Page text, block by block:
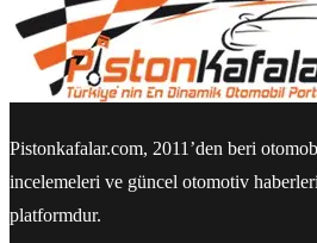
Pistonkafalar.com, 2011’den beri
incelemeleri ve güncel otomotiv
platformdur.